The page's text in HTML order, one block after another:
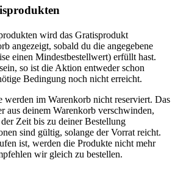
wird das Gratisprodukt
angezeigt, sobald du die angegebene
einen Mindestbestellwert) erfüllt hast.
so ist die Aktion entweder schon
Bedingung noch nicht erreicht.
werden im Warenkorb nicht reserviert. Das
aus deinem Warenkorb verschwinden,
Zeit bis zu deiner Bestellung
sind gültig, solange der Vorrat reicht.
ist, werden die Produkte nicht mehr
wir gleich zu bestellen.